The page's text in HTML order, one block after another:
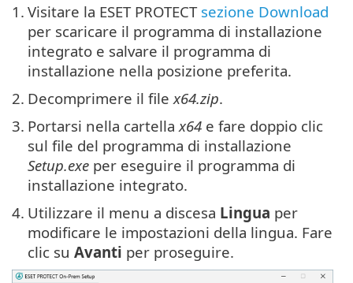
1. Visitare la ESET PROTECT sezione Download
per scaricare il programma di installazione
integrato e salvare il programma di
installazione nella posizione preferita.
2. Decomprimere il filex64.zip.
3. Portarsi nella cartellax64 e fare doppio clic
sul file del programma di installazione
Setup.exe per eseguire il programma di
installazione integrato.
4. Utilizzare il menu a discesa Lingua per
modificare le impostazioni della lingua. Fare
clic su Avanti per proseguire.